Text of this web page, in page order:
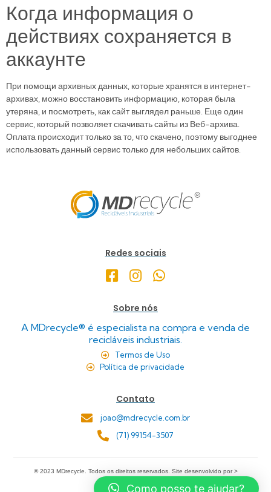
Когда информация о
действиях сохраняется в
аккаунте
При помощи архивных данных, которые хранятся в интернет-
архивах, можно восстановить информацию, которая была
утеряна, и посмотреть, как сайт выглядел раньше. Еще один
сервис, который позволяет скачивать сайты из Веб-архива.
Оплата происходит только за то, что скачено, поэтому выгоднее
использовать данный сервис только для небольших сайтов.
Redes sociais
Sobre nós
A MDrecycle® é especialista na compra e venda de
recicláveis industriais.
Termos de Uso
Política de privacidade
Contato
joao@mdrecycle.com.br
(71) 99154-3507
® 2023 MDrecycle. Todos os direitos reservados. Site desenvolvido por >
Como posso te ajudar?